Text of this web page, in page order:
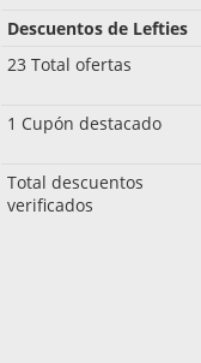
Descuentos de Lefties
23 Total ofertas
1 Cupón destacado
Total descuentos
verificados